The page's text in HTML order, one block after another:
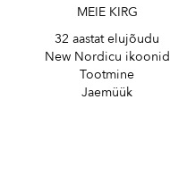
MEIE KIRG
32 aastat elujõudu
New Nordicu ikoonid
Tootmine
Jaemüük